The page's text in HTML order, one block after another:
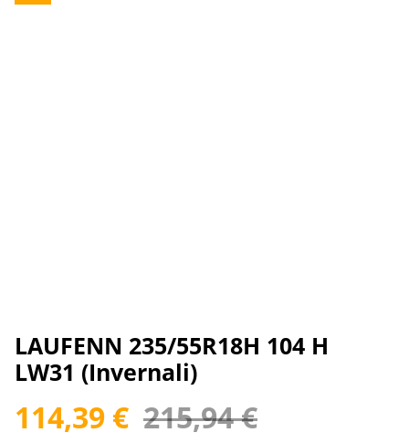
LAUFENN 235/55R18H 104 H
LW31 (Invernali)
114,39 € 215,94 €